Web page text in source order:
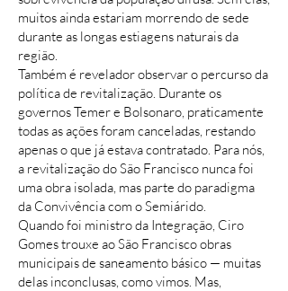
muitos ainda estariam morrendo de sede
durante as longas estiagens naturais da
região.
Também é revelador observar o percurso da
política de revitalização. Durante os
governos Temer e Bolsonaro, praticamente
todas as ações foram canceladas, restando
apenas o que já estava contratado. Para nós,
a revitalização do São Francisco nunca foi
uma obra isolada, mas parte do paradigma
da Convivência com o Semiárido.
Quando foi ministro da Integração, Ciro
Gomes trouxe ao São Francisco obras
municipais de saneamento básico — muitas
delas inconclusas, como vimos. Mas,